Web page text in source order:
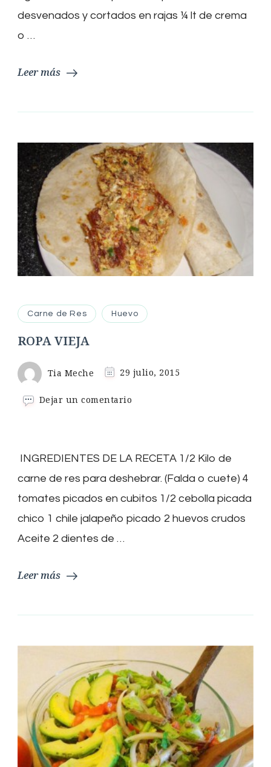
desvenados y cortados en rajas ¼ lt de crema
o …
Leer más
Carne de Res Huevo
ROPA VIEJA
Tia Meche 29 julio, 2015
Dejar un comentario
INGREDIENTES DE LA RECETA 1/2 Kilo de
carne de res para deshebrar. (Falda o cuete) 4
tomates picados en cubitos 1/2 cebolla picada
chico 1 chile jalapeño picado 2 huevos crudos
Aceite 2 dientes de …
Leer más